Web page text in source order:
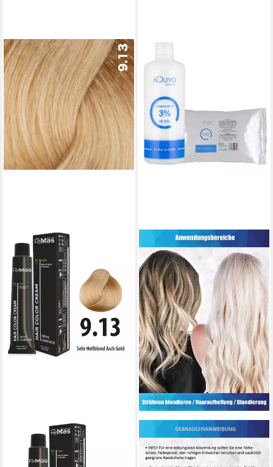
FEMMAS PREMIUM
Haarfarbe FemMas Hair Color
Cream 100ml, 1-tlg.
AQUYO COSMETICS
Haarfarbe Style & Care
Blondierpulver 500g + Creme